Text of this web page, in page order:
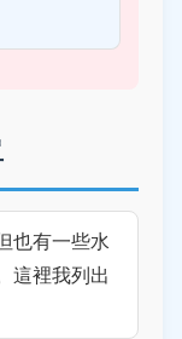
也有一些水
這裡我列出